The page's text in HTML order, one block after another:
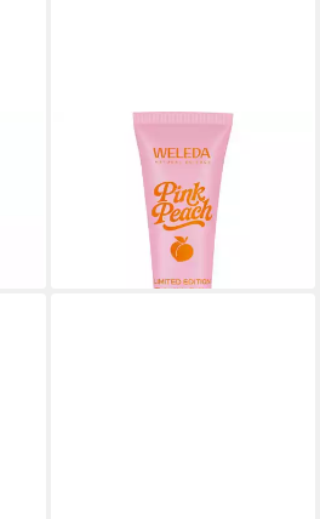
dir
Handcreme Pink Peach Lip
Balm, Rosa, 7 ml
(850,00 €/ 1 l)
lieferbar - in 2-3 Werktagen bei dir